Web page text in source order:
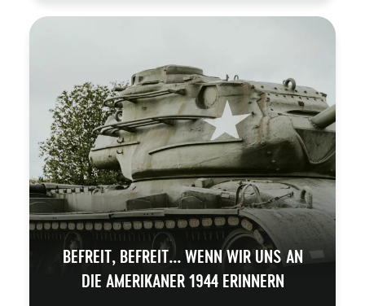
BEFREIT, BEFREIT... WENN WIR UNS AN
DIE AMERIKANER 1944 ERINNERN